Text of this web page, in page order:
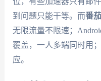
到问题只能干等。而番
无限流量不限速；
覆盖，一人多端同时用
应。